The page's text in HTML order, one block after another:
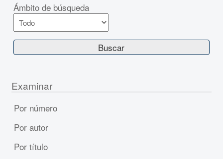
Ámbito de búsqueda
Examinar
Por número
Por autor
Por título